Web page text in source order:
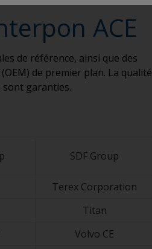
ACE
de référence, ainsi que des
de premier plan. La qualité
garanties.
SDF Group
Terex Corporation
Titan
Volvo CE